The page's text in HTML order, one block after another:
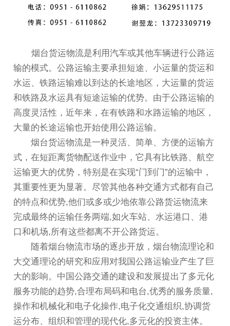
烟台货运物流是利用汽车或其他车辆进行公路运
输的模式。公路运输主要承担短途、小运量的货运和
水运、铁路运输难以到达的长途地区，大运量的货运
和铁路及水运具有短途运输的优势。由于公路运输的
高度灵活性，近年来，在有铁路和水路运输的地区，
大量的长途运输也开始使用公路运输。
烟台货运物流是一种灵活、简单、方便的运输方
式，在短距离货物配送作业中，它具有比铁路、航空
运输更大的优势，特别是在实现“门到门”的运输中，
其重要性更为显著。尽管其他各种交通方式都有自己
的特点和优势,他们或多或少地依靠公路货运物流来
完成最终的运输任务两端,如火车站、水运港口、港
口和机场,所有这些都离不开公路货运。
随着烟台物流市场的逐步开放，烟台物流理论和
大交通理论的研究和应用对我国公路运输业产生了巨
大的影响。中国公路交通的建设和发展提出了多元化
服务功能的趋势,合理布局码和电台,优秀的服务质量,
操作和机械化和电子化操作,电子化交通组织,协调货
运分布、组织和管理的现代化,多元化的投资主体。